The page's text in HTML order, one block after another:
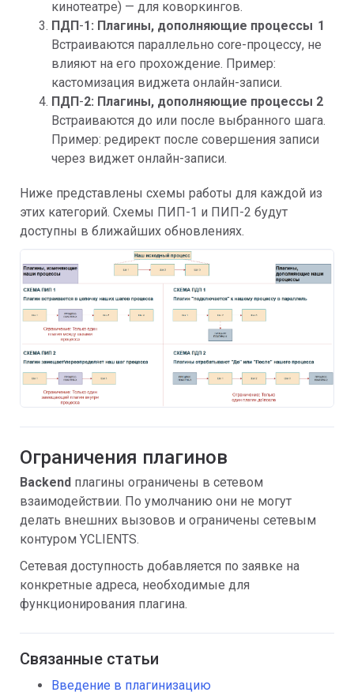
кинотеатре) — для коворкингов.
ПДП-1: Плагины, дополняющие процессы 1
Встраиваются параллельно core-процессу, не
влияют на его прохождение. Пример:
кастомизация виджета онлайн-записи.
ПДП-2: Плагины, дополняющие процессы 2
Встраиваются до или после выбранного шага.
Пример: редирект после совершения записи
через виджет онлайн-записи.
Ниже представлены схемы работы для каждой из
этих категорий. Схемы ПИП-1 и ПИП-2 будут
доступны в ближайших обновлениях.
Ограничения плагинов
Backend плагины ограничены в сетевом
взаимодействии. По умолчанию они не могут
делать внешних вызовов и ограничены сетевым
контуром YCLIENTS.
Сетевая доступность добавляется по заявке на
конкретные адреса, необходимые для
функционирования плагина.
Связанные статьи
Введение в плагинизацию